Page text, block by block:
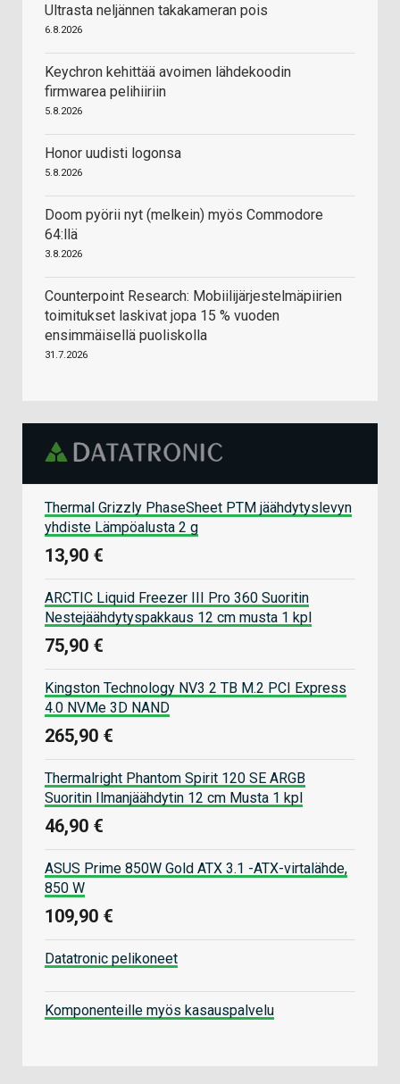
Ultrasta neljännen takakameran pois
6.8.2026
Keychron kehittää avoimen lähdekoodin
firmwarea pelihiiriin
5.8.2026
Honor uudisti logonsa
5.8.2026
Doom pyörii nyt (melkein) myös Commodore
64:llä
3.8.2026
Counterpoint Research: Mobiilijärjestelmäpiirien
toimitukset laskivat jopa 15 % vuoden
ensimmäisellä puoliskolla
31.7.2026
Thermal Grizzly PhaseSheet PTM jäähdytyslevyn
yhdiste Lämpöalusta 2 g
13,90 €
ARCTIC Liquid Freezer III Pro 360 Suoritin
Nestejäähdytyspakkaus 12 cm musta 1 kpl
75,90 €
Kingston Technology NV3 2 TB M.2 PCI Express
4.0 NVMe 3D NAND
265,90 €
Thermalright Phantom Spirit 120 SE ARGB
Suoritin Ilmanjäähdytin 12 cm Musta 1 kpl
46,90 €
ASUS Prime 850W Gold ATX 3.1 -ATX-virtalähde,
850 W
109,90 €
Datatronic pelikoneet
Komponenteille myös kasauspalvelu